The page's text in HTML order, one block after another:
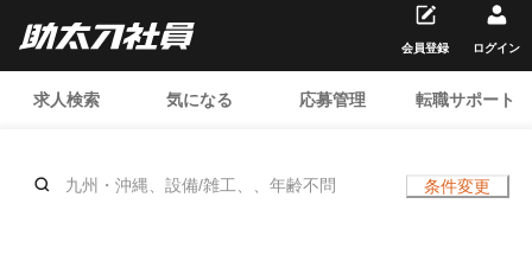
求人検索 気になる 応募管理 転職サポート
会員登録 ログイン
九州・沖縄、設備/雑工、、年齢不問 条件変更